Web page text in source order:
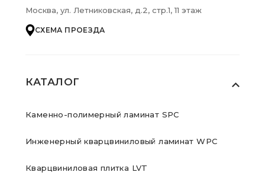
КАТАЛОГ
Каменно-полимерный ламинат SPC
Инженерный кварцвиниловый ламинат WPC
Кварцвиниловая плитка LVT
Москва, ул. Летниковская, д.2, стр.1, 11 этаж
СХЕМА ПРОЕЗДА